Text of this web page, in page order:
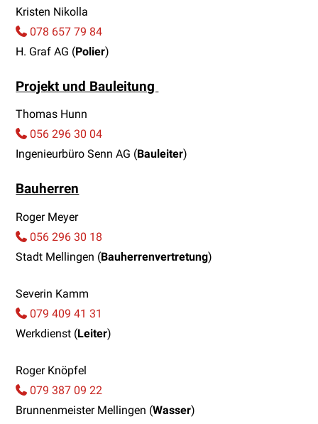
Kristen Nikolla
078 657 79 84
H. Graf AG (Polier)
Projekt und Bauleitung
Thomas Hunn
056 296 30 04
Ingenieurbüro Senn AG (Bauleiter)
Bauherren
Roger Meyer
056 296 30 18
Stadt Mellingen (Bauherrenvertretung)
Severin Kamm
079 409 41 31
Werkdienst (Leiter)
Roger Knöpfel
079 387 09 22
Brunnenmeister Mellingen (Wasser)